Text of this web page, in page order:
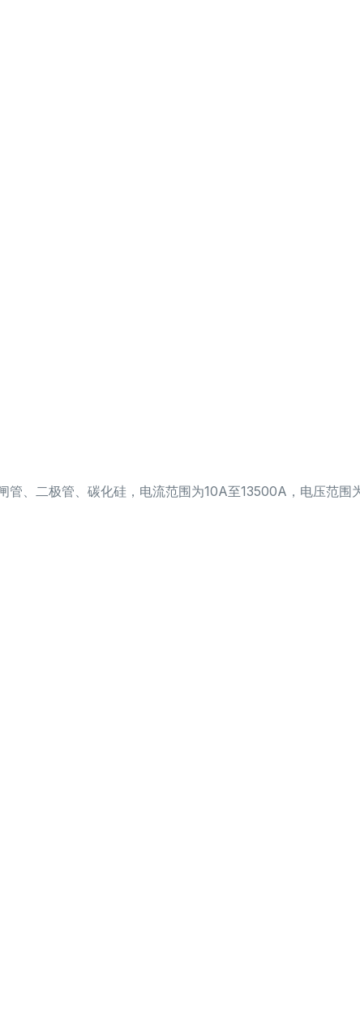
、二极管、碳化硅，电流范围为10A至13500A，电压范围